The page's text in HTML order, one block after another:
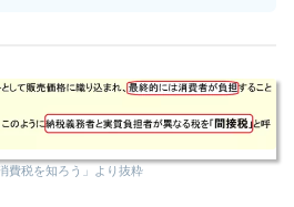
費税を知ろう」より抜粋